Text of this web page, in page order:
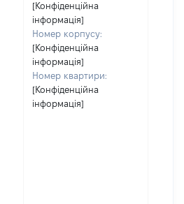
[Конфіденційна
інформація]
Номер корпусу:
[Конфіденційна
інформація]
Номер квартири:
[Конфіденційна
інформація]